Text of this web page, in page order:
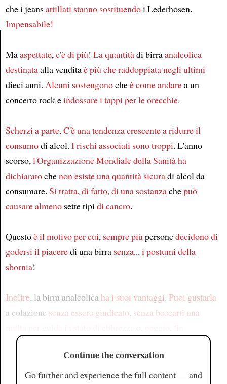
Article
che i jeansattillati stanno sostituendoi Lederhosen.
Impensabile!
Maaspettate,c'è di più! La quantitàdi birraanalcolica
destinataalla venditaè più che raddoppiatanegli ultimi
dieci anni. Alcuni sostengonocheè come andarea un
concerto rock eindossare i tappi per le orecchie.
Scherzi a parte. C'è una tendenza crescentea ridurre il
consumodi alcol. I rischi associati sono troppi. L'anno
scorso,l'Organizzazione Mondiale della Sanitàha
dichiaratochenon esiste una quantità sicuradi alcol da
consumare. Si tratta,di fatto,di una sostanzachepuò
causarealmenosette tipidi cancro.
Questoè il motivo per cui, sempre piùpersonedecidono di
godersi il piaceredi una birra senza... i postumi della
sbornia!
Inoltre, la birra analcolicaha i suoi vantaggi. Puoi gustarla
a colazione senza essere giudicato, senza beccarti una
Continue the conversation
Go further and experience the full content — and